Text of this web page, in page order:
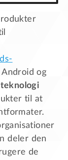
og
til at
deler den
de